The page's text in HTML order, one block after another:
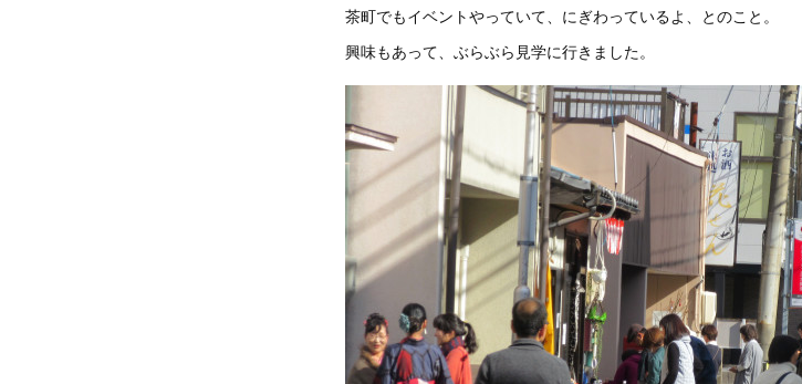
茶町でもイベントやっていて、にぎわっているよ、とのこと。
興味もあって、ぶらぶら見学に行きました。